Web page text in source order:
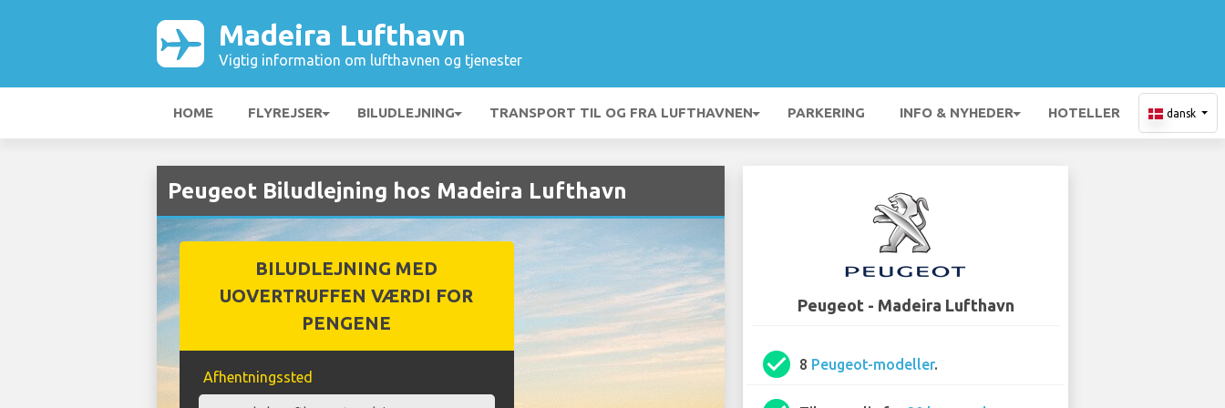
Madeira Lufthavn
Vigtig information om lufthavnen og tjenester
HOME FLYREJSER BILUDLEJNING TRANSPORT TIL OG FRA LUFTHAVNEN PARKERING INFO & NYHEDER HOTELLER dansk
Peugeot Biludlejning hos Madeira Lufthavn
BILUDLEJNING MED
UOVERTRUFFEN VÆRDI FOR
PENGENE
Afhentningssted
Peugeot - Madeira Lufthavn
check_circle 8 Peugeot-modeller.